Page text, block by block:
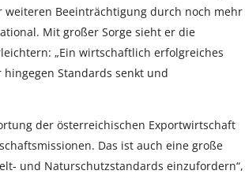
Beeinträchtigung durch noch mehr
Mit großer Sorge sieht er die
„Ein wirtschaftlich erfolgreiches
Standards senkt und
der österreichischen Exportwirtschaft
Das ist auch eine große
und Naturschutzstandards einzufordern“,